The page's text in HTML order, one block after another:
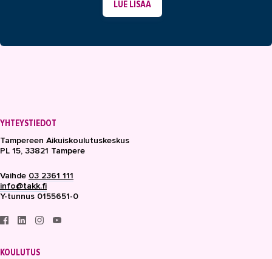
LUE LISÄÄ
YHTEYSTIEDOT
Tampereen Aikuiskoulutuskeskus
PL 15, 33821 Tampere
Vaihde 03 2361 111
info@takk.fi
Y-tunnus 0155651-0
KOULUTUS